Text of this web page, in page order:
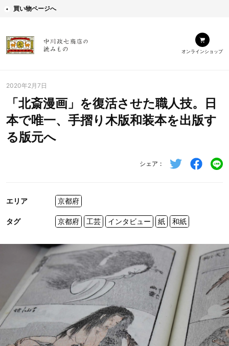
買い物ページへ
オンラインショップ
2020年2月7日
「北斎漫画」を復活させた職人技。日
本で唯一、手摺り木版和装本を出版す
る版元へ
シェア
エリア 京都府
タグ 京都府 工芸 インタビュー 紙 和紙